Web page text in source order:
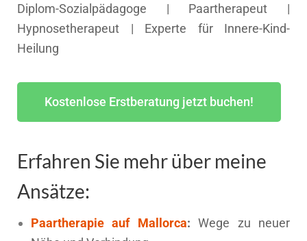
Diplom-Sozialpädagoge | Paartherapeut |
Hypnosetherapeut | Experte für Innere-Kind-
Heilung
Kostenlose Erstberatung jetzt buchen!
Erfahren Sie mehr über meine
Ansätze:
Paartherapie auf Mallorca: Wege zu neuer